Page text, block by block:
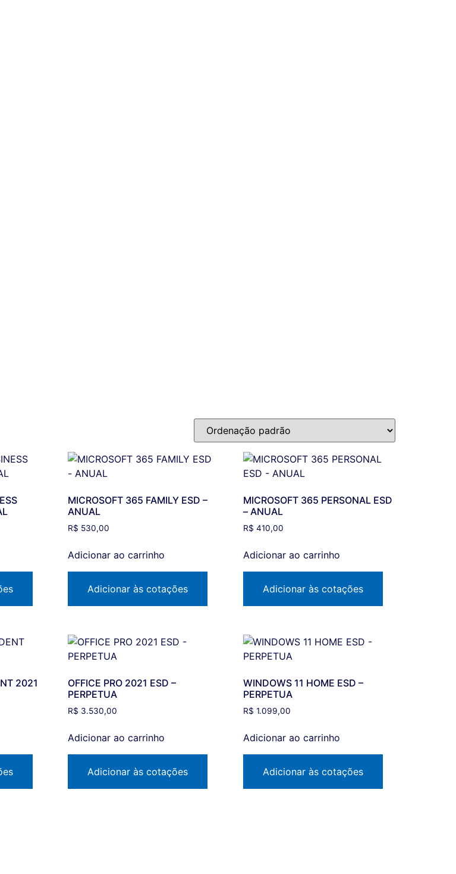
MICROSOFT 365 FAMILY ESD –
ANUAL
R$ 530,00
Adicionar ao carrinho
Adicionar às cotações
MICROSOFT 365 PERSONAL ESD
– ANUAL
R$ 410,00
Adicionar ao carrinho
Adicionar às cotações
2021
OFFICE PRO 2021 ESD –
PERPETUA
R$ 3.530,00
Adicionar ao carrinho
Adicionar às cotações
WINDOWS 11 HOME ESD –
PERPETUA
R$ 1.099,00
Adicionar ao carrinho
Adicionar às cotações